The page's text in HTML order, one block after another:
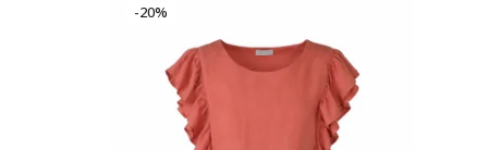
-20%